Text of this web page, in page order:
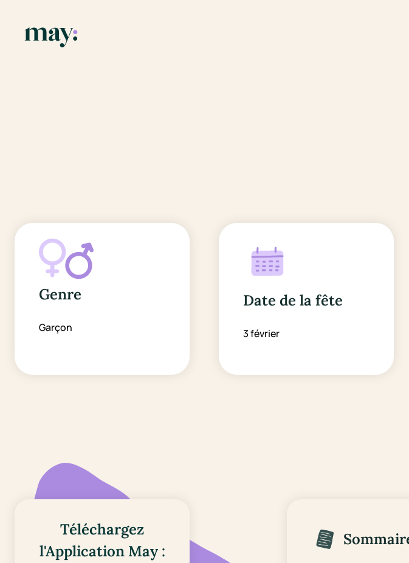
Genre
Garçon
Date de la fête
3 février
Téléchargez
l'Application May :